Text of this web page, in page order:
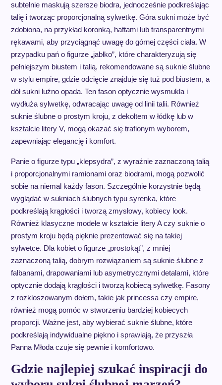
subtelnie maskują szersze biodra, jednocześnie podkreślając
talię i tworząc proporcjonalną sylwetkę. Góra sukni może być
zdobiona, na przykład koronką, haftami lub transparentnymi
rękawami, aby przyciągnąć uwagę do górnej części ciała. W
przypadku pań o figurze „jabłko”, które charakteryzują się
pełniejszym biustem i talią, rekomendowane są suknie ślubne
w stylu empire, gdzie odcięcie znajduje się tuż pod biustem, a
dół sukni luźno opada. Ten fason optycznie wysmukla i
wydłuża sylwetkę, odwracając uwagę od linii talii. Również
suknie ślubne o prostym kroju, z dekoltem w łódkę lub w
kształcie litery V, mogą okazać się trafionym wyborem,
zapewniając elegancję i komfort.
Panie o figurze typu „klepsydra”, z wyraźnie zaznaczoną talią
i proporcjonalnymi ramionami oraz biodrami, mogą pozwolić
sobie na niemal każdy fason. Szczególnie korzystnie będą
wyglądać w sukniach ślubnych typu syrenka, które
podkreślają krągłości i tworzą zmysłowy, kobiecy look.
Również klasyczne modele w kształcie litery A czy suknie o
prostym kroju będą pięknie prezentować się na takiej
sylwetce. Dla kobiet o figurze „prostokąt”, z mniej
zaznaczoną talią, dobrym rozwiązaniem są suknie ślubne z
falbanami, drapowaniami lub asymetrycznymi detalami, które
optycznie dodają krągłości i tworzą kobiecą sylwetkę. Fasony
z rozkloszowanym dołem, takie jak princessa czy empire,
również mogą pomóc w stworzeniu bardziej kobiecych
proporcji. Ważne jest, aby wybierać suknie ślubne, które
podkreślają indywidualne piękno i sprawiają, że przyszła
Panna Młoda czuje się pewnie i komfortowo.
Gdzie najlepiej szukać inspiracji do